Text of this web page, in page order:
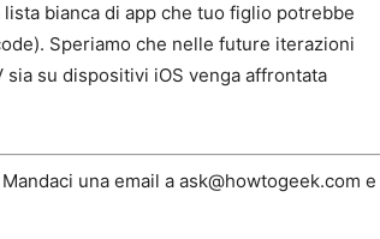
bianca di app che tuo figlio potrebbe
Speriamo che nelle future iterazioni
su dispositivi iOS venga affrontata
una email a ask@howtogeek.com e